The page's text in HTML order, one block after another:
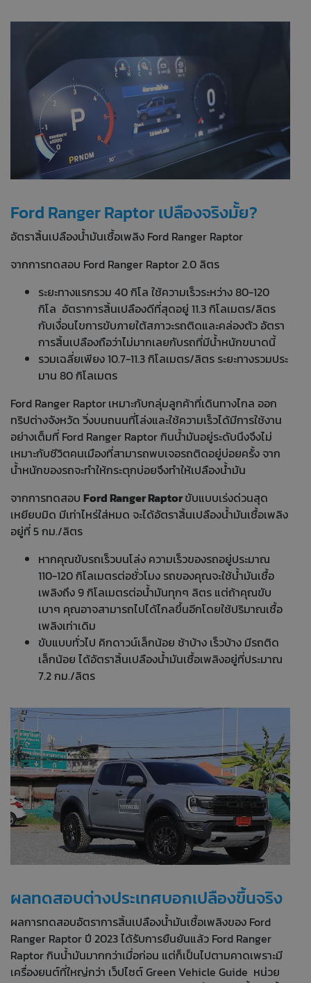
Ford Ranger Raptor เปลืองจริงมั้ย?
อัตราสิ้นเปลืองน้ำมันเชื้อเพลิง Ford Ranger Raptor
จากการทดสอบ Ford Ranger Raptor 2.0 ลิตร
ระยะทางแรกรวม 40 กิโล ใช้ความเร็วระหว่าง 80-120
กิโล อัตราการสิ้นเปลืองดีที่สุดอยู่ 11.3 กิโลเมตร/ลิตร
กับเงื่อนไขการขับภายใต้สภาวะรถติดและคล่องตัว อัตรา
การสิ้นเปลืองถือว่าไม่มากเลยกับรถที่มีน้ำหนักขนาดนี้
รวมเฉลี่ยเพียง 10.7-11.3 กิโลเมตร/ลิตร ระยะทางรวมประ
มาน 80 กิโลเมตร
Ford Ranger Raptorเหมาะกับกลุ่มลูกค้าที่เดินทางไกล ออก
ทริปต่างจังหวัด วิ่งบนถนนที่โล่งและใช้ความเร็วได้มีการใช้งาน
อย่างเต็มที่ Ford Ranger Raptor กินน้ำมันอยู่ระดับนึงจึงไม่
เหมาะกับชีวิตคนเมืองที่สามารถพบเจอรถติดอยู่บ่อยครั้ง จาก
น้ำหนักของรถจะทำให้กระตุกบ่อยจึงทำให้เปลืองน้ำมัน
จากการทดสอบ Ford Ranger Raptorขับแบบเร่งด่วนสุด
เหยียบมิด มีเท่าไหร่ใส่หมด จะได้อัตราสิ้นเปลืองน้ำมันเชื้อเพลิง
อยู่ที่ 5 กม./ลิตร
หากคุณขับรถเร็วบนโล่ง ความเร็วของรถอยู่ประมาณ
110-120 กิโลเมตรต่อชั่วโมง รถของคุณจะใช้น้ำมันเชื้อ
เพลิงถึง 9 กิโลเมตรต่อน้ำมันทุกๆ ลิตร แต่ถ้าคุณขับ
เบาๆ คุณอาจสามารถไปได้ไกลขึ้นอีกโดยใช้ปริมาณเชื้อ
เพลิงเท่าเดิม
ขับแบบทั่วไป คิกดาวน์เล็กน้อย ช้าบ้าง เร็วบ้าง มีรถติด
เล็กน้อย ได้อัตราสิ้นเปลืองน้ำมันเชื้อเพลิงอยู่ที่ประมาณ
7.2 กม./ลิตร
ผลทดสอบต่างประเทศบอกเปลืองขึ้นจริง
ผลการทดสอบอัตราการสิ้นเปลืองน้ำมันเชื้อเพลิงของ Ford
Ranger Raptor ปี 2023 ได้รับการยืนยันแล้ว Ford Ranger
Raptor กินน้ำมันมากกว่าเมื่อก่อน แต่ก็เป็นไปตามคาดเพราะมี
เครื่องยนต์ที่ใหญ่กว่า เว็ปไซต์ Green Vehicle Guide หน่วย